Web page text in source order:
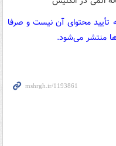
تأیید محتوای آن نیست و صرفا
منتشر می‌شود.